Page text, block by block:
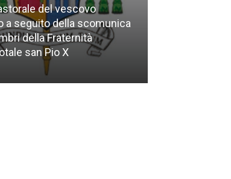
del vescovo
a seguito della scomunica
della Fraternità
san Pio X